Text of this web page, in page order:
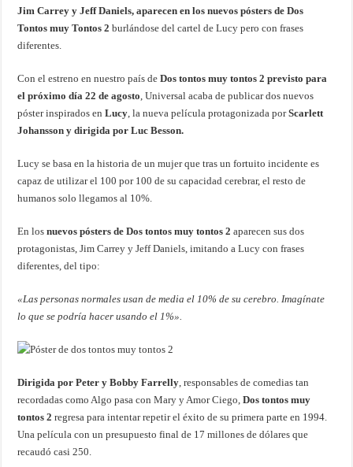
Jim Carrey y Jeff Daniels, aparecen en los nuevos pósters de Dos
Tontos muy Tontos 2 burlándose del cartel de Lucy pero con frases
diferentes.
Con el estreno en nuestro país deDos tontos muy tontos 2 previsto para
el próximo día 22 de agosto , Universal acaba de publicar dos nuevos
póster inspirados enLucy , la nueva película protagonizada porScarlett
Johansson y dirigida por Luc Besson.
Lucy se basa en la historia de un mujer que tras un fortuito incidente es
capaz de utilizar el 100 por 100 de su capacidad cerebrar, el resto de
humanos solo llegamos al 10%.
En losnuevos pósters de Dos tontos muy tontos 2 aparecen sus dos
protagonistas, Jim Carrey y Jeff Daniels, imitando a Lucy con frases
diferentes, del tipo:
«Las personas normales usan de media el 10% de su cerebro. Imagínate
lo que se podría hacer usando el 1%».
Dirigida por Peter y Bobby Farrelly , responsables de comedias tan
recordadas como Algo pasa con Mary y Amor Ciego,Dos tontos muy
tontos 2 regresa para intentar repetir el éxito de su primera parte en 1994.
Una película con un presupuesto final de 17 millones de dólares que
recaudó casi 250.